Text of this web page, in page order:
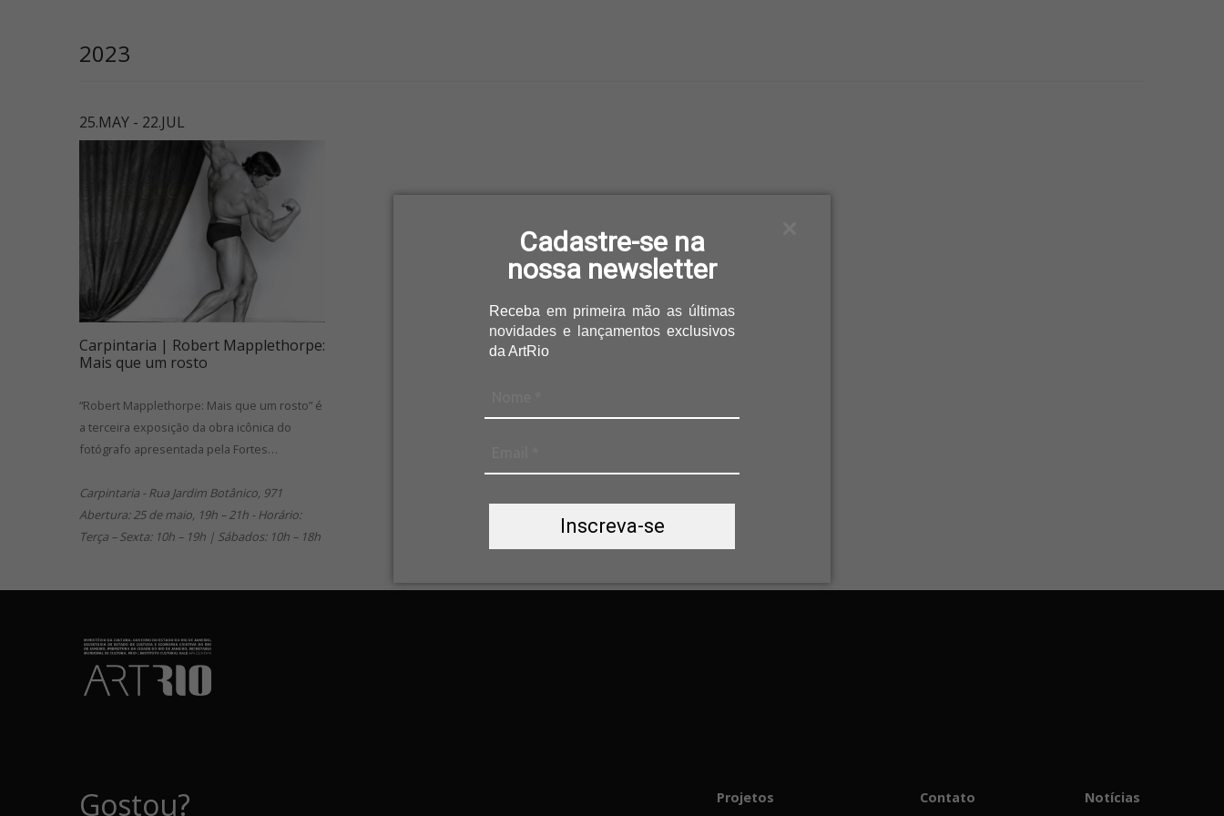
Cadastre-se na
nossa newsletter
Receba em primeira mão as últimas
novidades e lançamentos exclusivos
da ArtRio
Inscreva-se
2023
25.MAY - 22.JUL
Carpintaria | Robert Mapplethorpe:
Mais que um rosto
“Robert Mapplethorpe: Mais que um rosto” é
a terceira exposição da obra icônica do
fotógrafo apresentada pela Fortes…
Carpintaria - Rua Jardim Botânico, 971
Abertura: 25 de maio, 19h – 21h - Horário:
Terça – Sexta: 10h – 19h | Sábados: 10h – 18h
Gostou? Projetos Contato Notícias